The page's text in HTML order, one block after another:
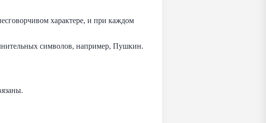
характере, и при каждом
символов, например, Пушкин.